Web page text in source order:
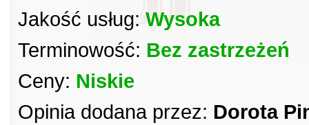
Jakość usług: Wysoka
Terminowość: Bez zastrzeżeń
Ceny: Niskie
Opinia dodana przez: Dorota